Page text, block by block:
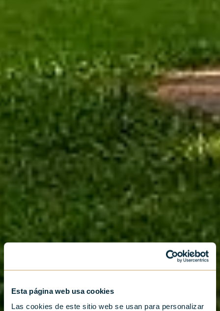
Esta página web usa cookies
Las cookies de este sitio web se usan para personalizar